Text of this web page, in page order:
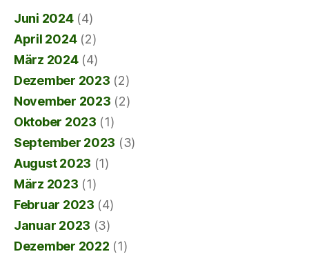
Juni 2024(4)
April 2024(2)
März 2024(4)
Dezember 2023 (2)
November 2023 (2)
Oktober 2023 (1)
September 2023 (3)
August 2023 (1)
März 2023 (1)
Februar 2023 (4)
Januar 2023 (3)
Dezember 2022 (1)